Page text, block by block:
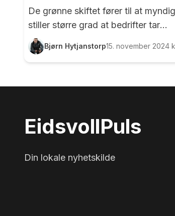
De grønne skiftet fører til at
stiller større grad at bedrifter tar
bærekraftsansvar. Hos Westbye
Råd AS på Dal har man lenge sett
Nina Kristengård på besøk til den
Bjørn Hytjanstorp15. november 2024
EidsvollPuls
Din lokale nyhetskilde